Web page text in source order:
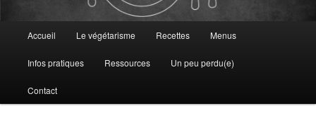
Accueil Le végétarisme Recettes Menus
Infos pratiques Ressources Un peu perdu(e)
Contact